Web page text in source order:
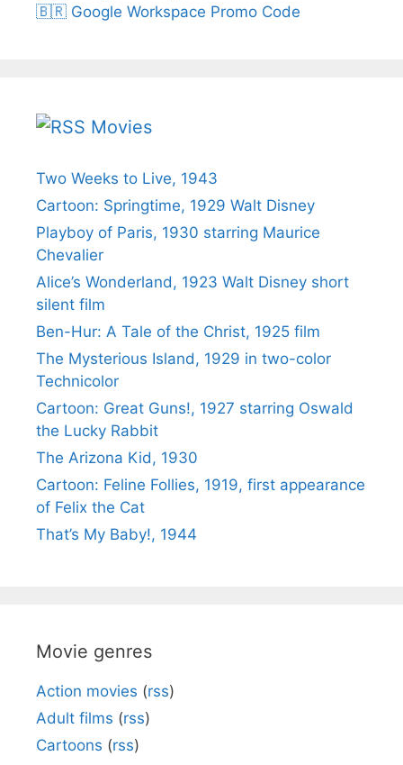
🇧🇷 Google Workspace Promo Code
Movies
Two Weeks to Live, 1943
Cartoon: Springtime, 1929 Walt Disney
Playboy of Paris, 1930 starring Maurice
Chevalier
Alice’s Wonderland, 1923 Walt Disney short
silent film
Ben-Hur: A Tale of the Christ, 1925 film
The Mysterious Island, 1929 in two-color
Technicolor
Cartoon: Great Guns!, 1927 starring Oswald
the Lucky Rabbit
The Arizona Kid, 1930
Cartoon: Feline Follies, 1919, first appearance
of Felix the Cat
That’s My Baby!, 1944
Movie genres
Action movies (rss)
Adult films (rss)
Cartoons (rss)